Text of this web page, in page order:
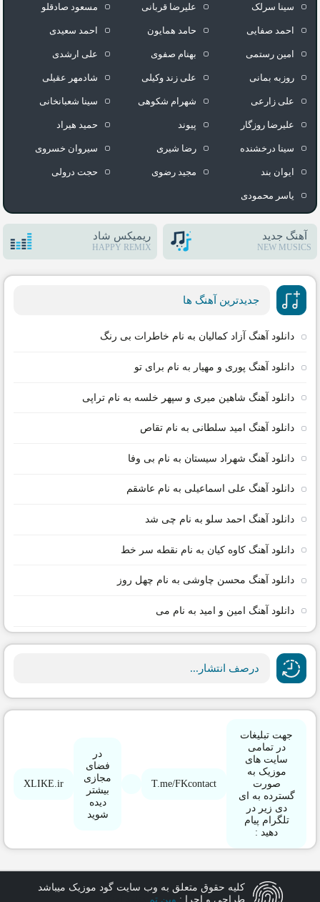
آهنگ جدید
NEW MUSICS
ریمیکس شاد
HAPPY REMIX
جدیدترین آهنگ ها
دانلود آهنگ آزاد کمالیان به نام خاطرات بی رنگ
دانلود آهنگ پوری و مهیار به نام برای تو
دانلود آهنگ شاهین میری و سپهر خلسه به نام تراپی
دانلود آهنگ امید سلطانی به نام تقاص
دانلود آهنگ شهراد سیستان به نام بی وفا
دانلود آهنگ علی اسماعیلی به نام عاشقم
دانلود آهنگ احمد سلو به نام چی شد
دانلود آهنگ کاوه کیان به نام نقطه سر خط
دانلود آهنگ محسن چاوشی به نام چهل روز
دانلود آهنگ امین و امید به نام می
درصف انتشار...
جهت تبلیغات
در تمامی
سایت های
موزیک به
صورت
گسترده به ای
دی زیر در
تلگرام پیام
دهید :
T.me/FKcontact
در
فضای
مجازی
بیشتر
دیده
شوید
XLIKE.ir
سینا سرلک علیرضا قربانی مسعود صادقلو
احمد صفایی حامد همایون احمد سعیدی
امین رستمی بهنام صفوی علی ارشدی
روزبه بمانی علی زند وکیلی شادمهر عقیلی
علی زارعی شهرام شکوهی سینا شعبانخانی
علیرضا روزگار پیوند حمید هیراد
سینا درخشنده رضا شیری سیروان خسروی
ایوان بند مجید رضوی حجت درولی
یاسر محمودی
کلیه حقوق متعلق به وب سایت گود موزیک میباشد
طراحی و اجرا : وین تم